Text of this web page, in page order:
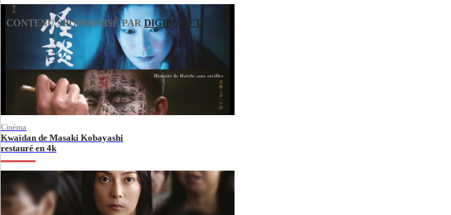
CONTENU SPONSORISÉ PAR DIGIBU.NET
Cinéma
Kwaïdan de Masaki Kobayashi
restauré en 4k